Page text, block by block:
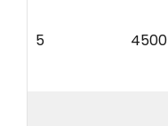
5 4500